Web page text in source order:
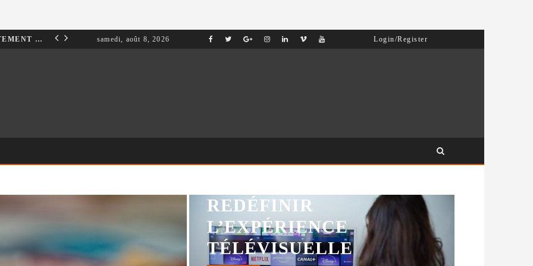
INVESTIR DANS UN APPARTEMENT À TANGER : OPPORTUNITÉS ET POINTS ESSENTIELS À CONNAÎTRE MARKETING COMMENT UNE REFONTE TECHNIQUE AXÉE SUR LES SIGNAUX WEB ESSENTIELS A BOOSTÉ LES VENTES D’UNE BOUTIQUE EN LIGNE
samedi, août 8, 2026 Login/Register
REDÉFINIR
L’EXPÉRIENCE
TÉLÉVISUELLE